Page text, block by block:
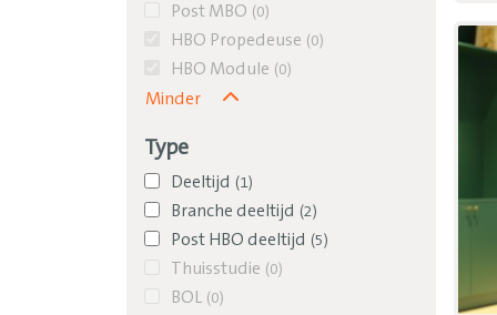
Post MBO (0)
HBO Propedeuse (0)
HBO Module (0)
Minder
Type
Deeltijd (1)
Branche deeltijd (2)
Post HBO deeltijd (5)
Thuisstudie (0)
BOL (0)